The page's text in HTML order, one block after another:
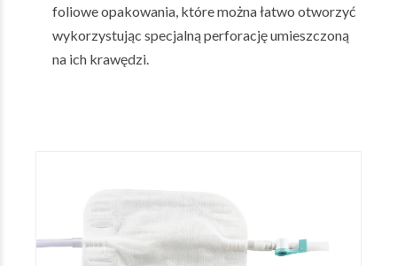
foliowe opakowania, które można łatwo otworzyć
wykorzystując specjalną perforację umieszczoną
na ich krawędzi.